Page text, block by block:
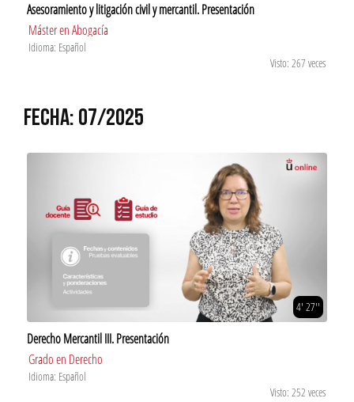
Asesoramiento y litigación civil y mercantil. Presentación
Máster en Abogacía
Idioma: Español
Visto: 267 veces
FECHA: 07/2025
4' 27''
Derecho Mercantil III. Presentación
Grado en Derecho
Idioma: Español
Visto: 252 veces